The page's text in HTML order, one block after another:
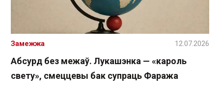
Абсурд без межаў. Лукашэнка — «кароль
свету», смеццевы бак супраць Фаража
Замежжа 12.07.2026